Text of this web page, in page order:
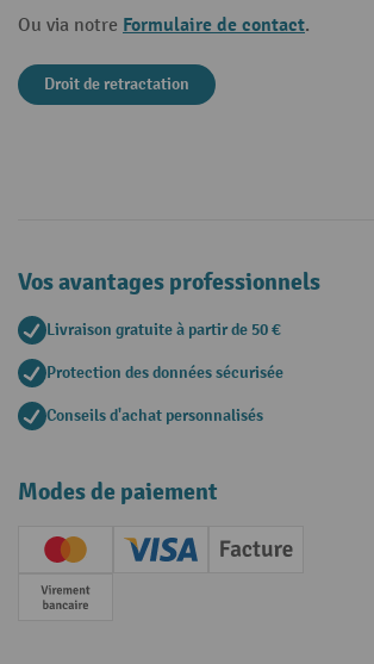
Ou via notre Formulaire de contact.
Droit de retractation
Vos avantages professionnels
Livraison gratuite à partir de 50 €
Protection des données sécurisée
Conseils d'achat personnalisés
Modes de paiement
Creditcard (Master)Creditcard (Visa)
Facture
Paiement anticipé